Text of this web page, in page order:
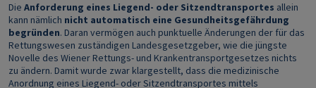
Die Anforderung eines Liegend- oder Sitzendtransportes allein
kann nämlich nicht automatisch eine Gesundheitsgefährdung
begründen. Daran vermögen auch punktuelle Änderungen der für das
Rettungswesen zuständigen Landesgesetzgeber, wie die jüngste
Novelle des Wiener Rettungs- und Krankentransportgesetzes nichts
zu ändern. Damit wurde zwar klargestellt, dass die medizinische
Anordnung eines Liegend- oder Sitzendtransportes mittels